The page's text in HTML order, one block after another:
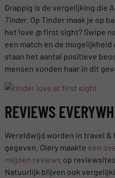
Grappig is de vergelijking die
Tinder. Op Tinder maak je op
het love @ first sight? Swipe
een match en de mogelijkheid
staan het aantal positieve
mensen vonden haar in dit geval
REVIEWS
Wereldwijd worden in travel
gegeven. Olery maakte een
miljoen reviews op
Natuurlijk blijven ook